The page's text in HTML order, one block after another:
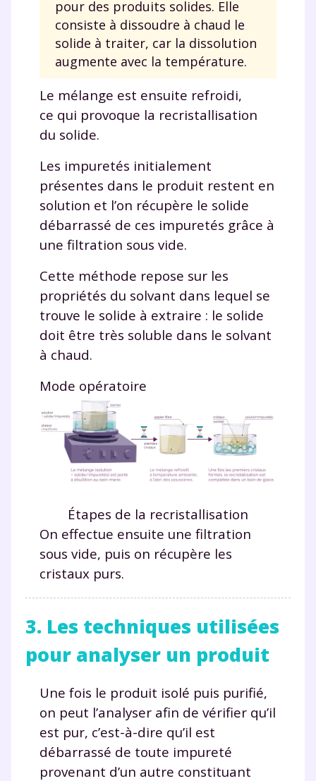
pour des produits solides. Elle
consiste à dissoudre à chaud le
solide à traiter, car la dissolution
augmente avec la température.
Le mélange est ensuite refroidi,
ce qui provoque la recristallisation
du solide.
Les impuretés initialement
présentes dans le produit restent en
solution et l’on récupère le solide
débarrassé de ces impuretés grâce à
une filtration sous vide.
Cette méthode repose sur les
propriétés du solvant dans lequel se
trouve le solide à extraire : le solide
doit être très soluble dans le solvant
à chaud.
Mode opératoire
Étapes de la recristallisation
On effectue ensuite une filtration
sous vide, puis on récupère les
cristaux purs.
3. Les techniques utilisées
pour analyser un produit
Une fois le produit isolé puis purifié,
on peut l’analyser afin de vérifier qu’il
est pur, c’est-à-dire qu’il est
débarrassé de toute impureté
provenant d’un autre constituant
Tout le programme scolaire du CP à
la Terminale
Des profs expérimentés disponibles
à la demande par tchat, audio ou
vidéo
TESTER GRATUITEMENT
* Votre code d'accès sera envoyé à cette adresse e-mail. En
renseignant votre e-mail, vous consentez à ce que vos
données à caractère personnel soient traitées par SEJER, sous
la marque myMaxicours, afin que SEJER puisse vous donner
accès au service de soutien scolaire pendant 24h. Pour en
savoir plus sur la gestion de vos données personnelles et
charte.
J’accepte de recevoir les actualités et des
communications de la part de
myMaxicours.
vous envoyer notre newsletter. Vous pourrez vous
désinscrire à tout moment, à travers le lien de
désinscription présent dans chaque newsletter. Pour
en savoir plus sur la gestion de vos données
personnelles et pour exercer vos droits, vous pouvez
consulternotre charte